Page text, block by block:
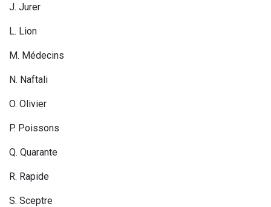
J. Jurer
L. Lion
M. Médecins
N. Naftali
O. Olivier
P. Poissons
Q. Quarante
R. Rapide
S. Sceptre